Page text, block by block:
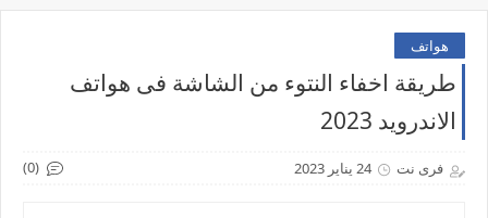
هواتف
طريقة اخفاء النتوء من الشاشة فى هواتف
الاندرويد 2023
فرى نت 24 يناير 2023 (0)